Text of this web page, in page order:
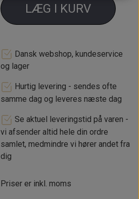
LÆG I KURV
Dansk webshop, kundeservice
og lager
Hurtig levering - sendes ofte
samme dag og leveres næste dag
Se aktuel leveringstid på varen -
vi afsender altid hele din ordre
samlet, medmindre vi hører andet fra
dig
Priser er inkl. moms